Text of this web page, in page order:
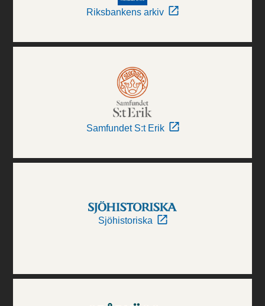
Riksbankens arkiv
Samfundet S:t Erik
Sjöhistoriska